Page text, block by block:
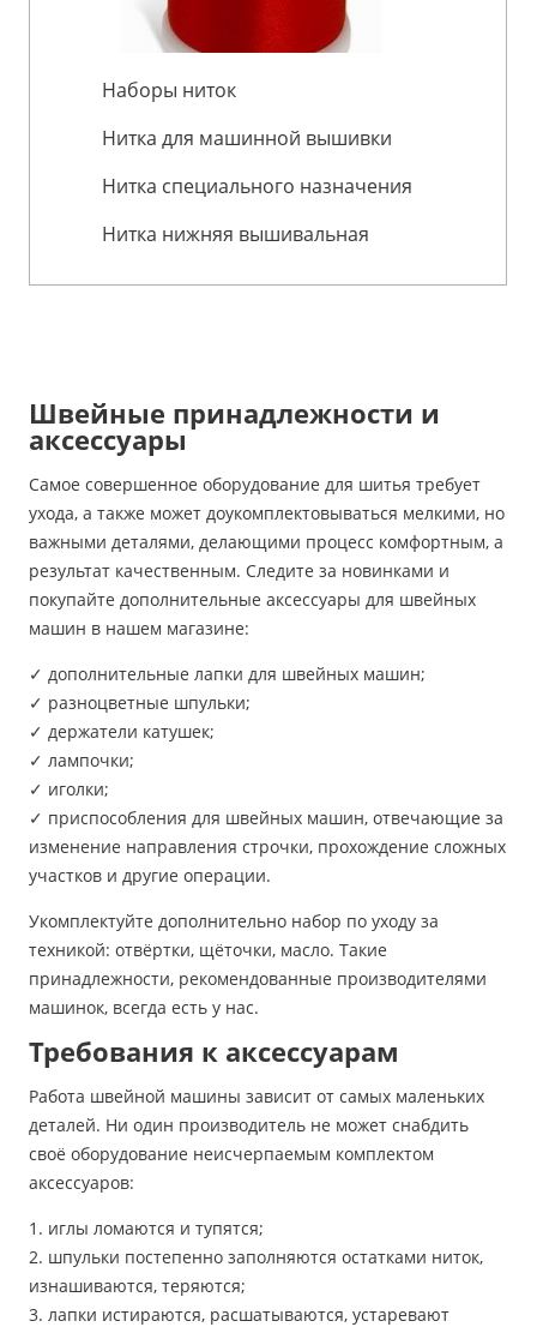
Швейные принадлежности и
аксессуары
Самое совершенное оборудование для шитья требует
ухода, а также может доукомплектовываться мелкими, но
важными деталями, делающими процесс комфортным, а
результат качественным. Следите за новинками и
покупайте дополнительные аксессуары для швейных
машин в нашем магазине:
✓ дополнительные лапки для швейных машин;
✓ разноцветные шпульки;
✓ держатели катушек;
✓ лампочки;
✓ иголки;
✓ приспособления для швейных машин, отвечающие за
изменение направления строчки, прохождение сложных
участков и другие операции.
Укомплектуйте дополнительно набор по уходу за
техникой: отвёртки, щёточки, масло. Такие
принадлежности, рекомендованные производителями
машинок, всегда есть у нас.
Требования к аксессуарам
Работа швейной машины зависит от самых маленьких
деталей. Ни один производитель не может снабдить
своё оборудование неисчерпаемым комплектом
аксессуаров:
1. иглы ломаются и тупятся;
2. шпульки постепенно заполняются остатками ниток,
изнашиваются, теряются;
3. лапки истираются, расшатываются, устаревают
Наборы ниток
Нитка для машинной вышивки
Нитка специального назначения
Нитка нижняя вышивальная